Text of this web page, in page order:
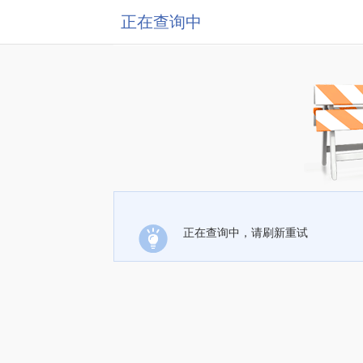
正在查询中
正在查询中，请刷新重试